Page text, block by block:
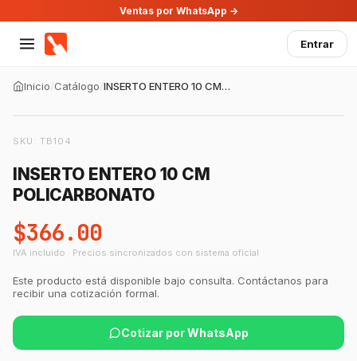
Ventas por WhatsApp →
Entrar
Inicio/Catálogo/ INSERTO ENTERO 10 CM POLICARBONATO
SKU: TB104
INSERTO ENTERO 10 CM
POLICARBONATO
$366.00
IVA incluido · Precios sincronizados con sistema oficial
Este producto está disponible bajo consulta. Contáctanos para
recibir una cotización formal.
Cotizar por WhatsApp